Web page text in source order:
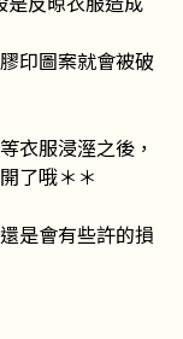
印圖案就會被破
衣服浸溼之後，
了哦＊＊
是會有些許的損